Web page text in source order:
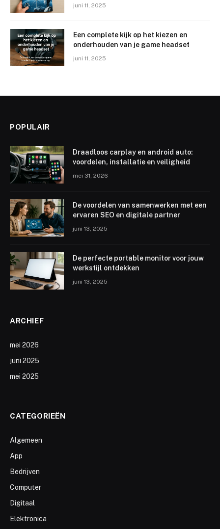
juni 11, 2025
Een complete kijk op het kiezen en
onderhouden van je game headset
juni 11, 2025
POPULAIR
Draadloos carplay en android auto:
voordelen, installatie en veiligheid
mei 31, 2026
De voordelen van samenwerken met een
ervaren SEO en digitale partner
juni 13, 2025
De perfecte portable monitor voor jouw
werkstijl ontdekken
juni 13, 2025
ARCHIEF
mei 2026
juni 2025
mei 2025
CATEGORIEËN
Algemeen
App
Bedrijven
Computer
Digitaal
Elektronica